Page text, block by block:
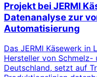
Projekt bei JERMI
Datenanalyse zur
Automatisierung
Das JERMI Käsewerk in
Hersteller von
Deutschland, setzt auf